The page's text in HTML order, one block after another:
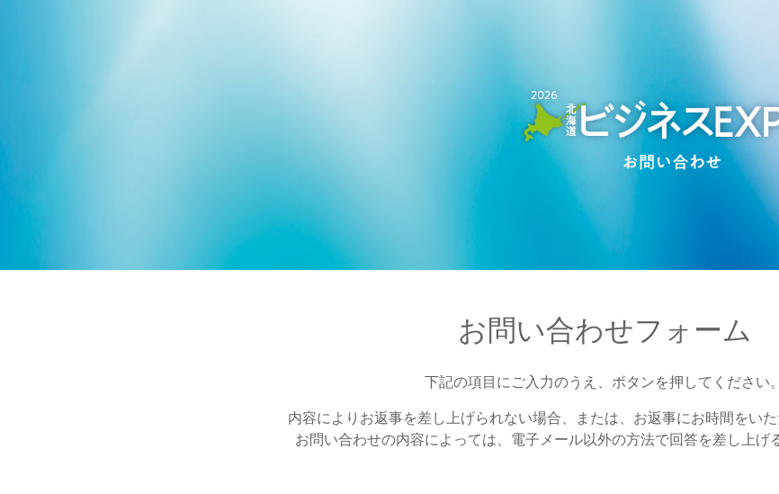
お問い合わせフォーム
下記の項目にご入力のうえ、ボタンを押してください。
内容によりお返事を差し上げられない場合、または、お返事にお時間をいた
お問い合わせの内容によっては、電子メール以外の方法で回答を差し上げ